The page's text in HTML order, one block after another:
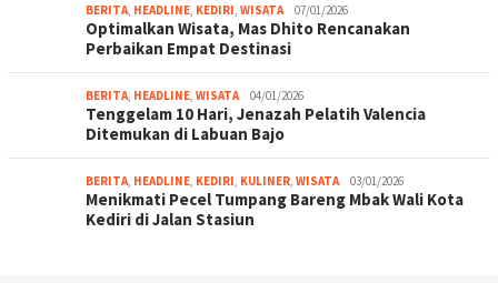
BERITA HEADLINE KEDIRI WISATA 07/01/2026
Optimalkan Wisata, Mas Dhito Rencanakan
Perbaikan Empat Destinasi
BERITA HEADLINE WISATA 04/01/2026
Tenggelam 10 Hari, Jenazah Pelatih Valencia
Ditemukan di Labuan Bajo
BERITA HEADLINE KEDIRI KULINER WISATA 03/01/2026
Menikmati Pecel Tumpang Bareng Mbak Wali Kota
Kediri di Jalan Stasiun